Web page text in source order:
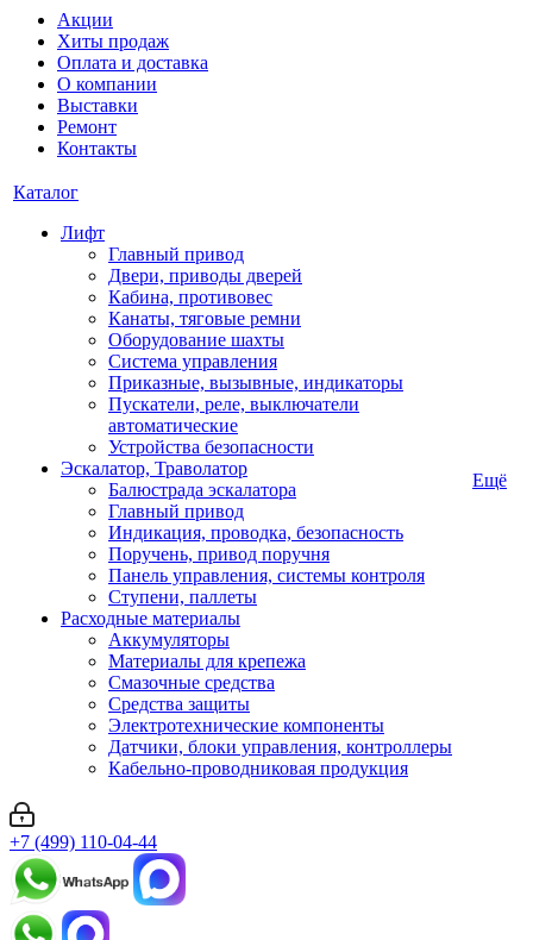
Акции
Хиты продаж
Оплата и доставка
О компании
Выставки
Ремонт
Контакты
Каталог
Лифт
Главный привод
Двери, приводы дверей
Кабина, противовес
Канаты, тяговые ремни
Оборудование шахты
Система управления
Приказные, вызывные, индикаторы
Пускатели, реле, выключатели
автоматические
Устройства безопасности
Эскалатор, Траволатор
Балюстрада эскалатора
Главный привод
Индикация, проводка, безопасность
Поручень, привод поручня
Панель управления, системы контроля
Ступени, паллеты
Расходные материалы
Аккумуляторы
Материалы для крепежа
Смазочные средства
Средства защиты
Электротехнические компоненты
Датчики, блоки управления, контроллеры
Кабельно-проводниковая продукция
Ещё
+7 (499) 110-04-44